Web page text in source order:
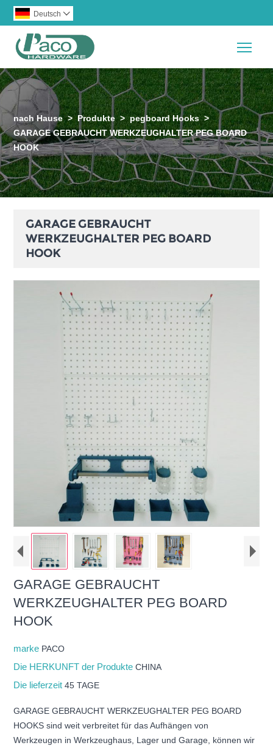
Deutsch 
nach Hause > Produkte > pegboard Hooks >
GARAGE GEBRAUCHT WERKZEUGHALTER PEG BOARD
HOOK
GARAGE GEBRAUCHT
WERKZEUGHALTER PEG BOARD
HOOK
GARAGE GEBRAUCHT
WERKZEUGHALTER PEG BOARD
HOOK
marke PACO
Die HERKUNFT der ProdukteCHINA
Die lieferzeit45 TAGE
GARAGE GEBRAUCHT WERKZEUGHALTER PEG BOARD
HOOKS sind weit verbreitet für das Aufhängen von
Werkzeugen in Werkzeughaus, Lager und Garage, können wir